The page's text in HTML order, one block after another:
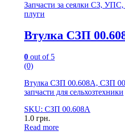
Запчасти за сеялки СЗ,
плуги
Втулка СЗП
0 out of 5
(0)
Втулка СЗП 00.608А, СЗП
запчасти для сельхозтехники
SKU: СЗП 00.608А
1.0 грн.
Read more